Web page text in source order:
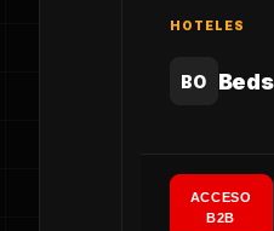
HOTELES
BO
ACCESO
B2B